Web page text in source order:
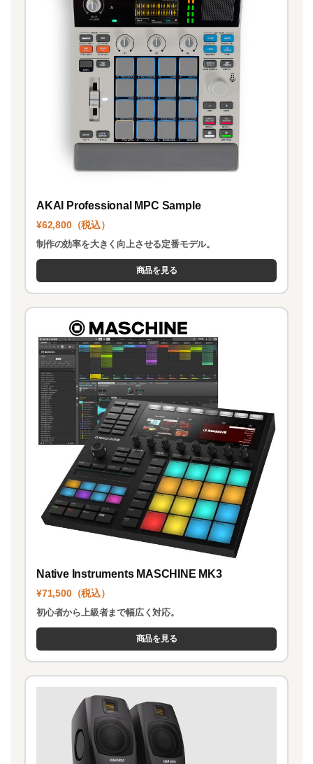
AKAI Professional MPC Sample
¥62,800（税込）
制作の効率を大きく向上させる定番モデル。
商品を見る
Native Instruments MASCHINE MK3
¥71,500（税込）
初心者から上級者まで幅広く対応。
商品を見る